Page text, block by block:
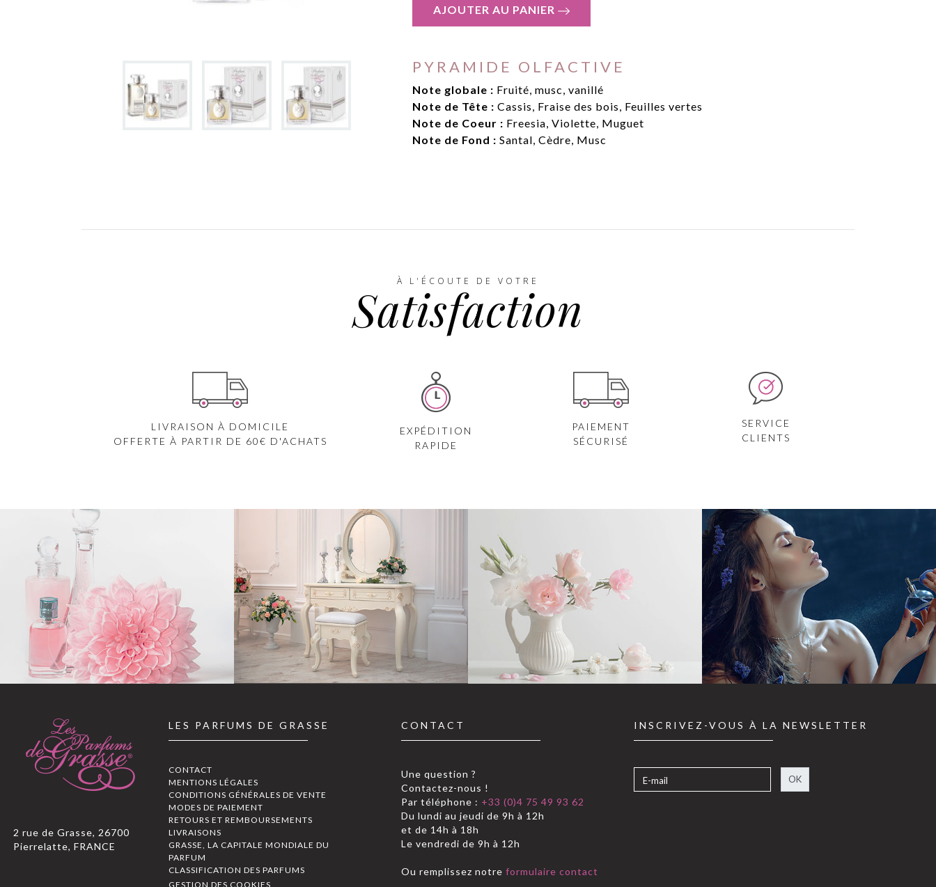
AJOUTER AU PANIER
PYRAMIDE OLFACTIVE
Note globale : Fruité, musc, vanillé
Note de Tête : Cassis, Fraise des bois, Feuilles vertes
Note de Coeur : Freesia, Violette, Muguet
Note de Fond : Santal, Cèdre, Musc
À L'ÉCOUTE DE VOTRE
Satisfaction
LIVRAISON À DOMICILE
OFFERTE À PARTIR DE 60€ D'ACHATS
EXPÉDITION
RAPIDE
PAIEMENT
SÉCURISÉ
SERVICE
CLIENTS
2 rue de Grasse, 26700
Pierrelatte, FRANCE
LES PARFUMS DE GRASSE
CONTACT
MENTIONS LÉGALES
CONDITIONS GÉNÉRALES DE VENTE
MODES DE PAIEMENT
RETOURS ET REMBOURSEMENTS
LIVRAISONS
GRASSE, LA CAPITALE MONDIALE DU
PARFUM
CLASSIFICATION DES PARFUMS
GESTION DES COOKIES
CONTACT
Une question ?
Contactez-nous !
Par téléphone : +33 (0)4 75 49 93 62
Du lundi au jeudi de 9h à 12h
et de 14h à 18h
Le vendredi de 9h à 12h
Ou remplissez notre formulaire contact
INSCRIVEZ-VOUS À LA NEWSLETTER